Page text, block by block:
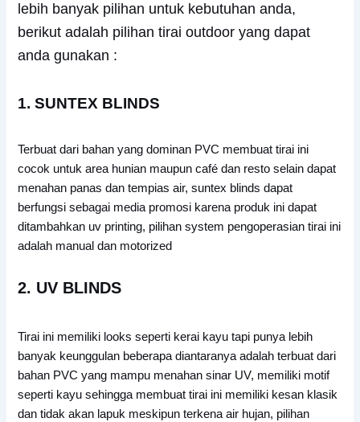
lebih banyak pilihan untuk kebutuhan anda,
berikut adalah pilihan tirai outdoor yang dapat
anda gunakan :
1. SUNTEX BLINDS
Terbuat dari bahan yang dominan PVC membuat tirai ini
cocok untuk area hunian maupun café dan resto selain dapat
menahan panas dan tempias air, suntex blinds dapat
berfungsi sebagai media promosi karena produk ini dapat
ditambahkan uv printing, pilihan system pengoperasian tirai ini
adalah manual dan motorized
2. UV BLINDS
Tirai ini memiliki looks seperti kerai kayu tapi punya lebih
banyak keunggulan beberapa diantaranya adalah terbuat dari
bahan PVC yang mampu menahan sinar UV, memiliki motif
seperti kayu sehingga membuat tirai ini memiliki kesan klasik
dan tidak akan lapuk meskipun terkena air hujan, pilihan